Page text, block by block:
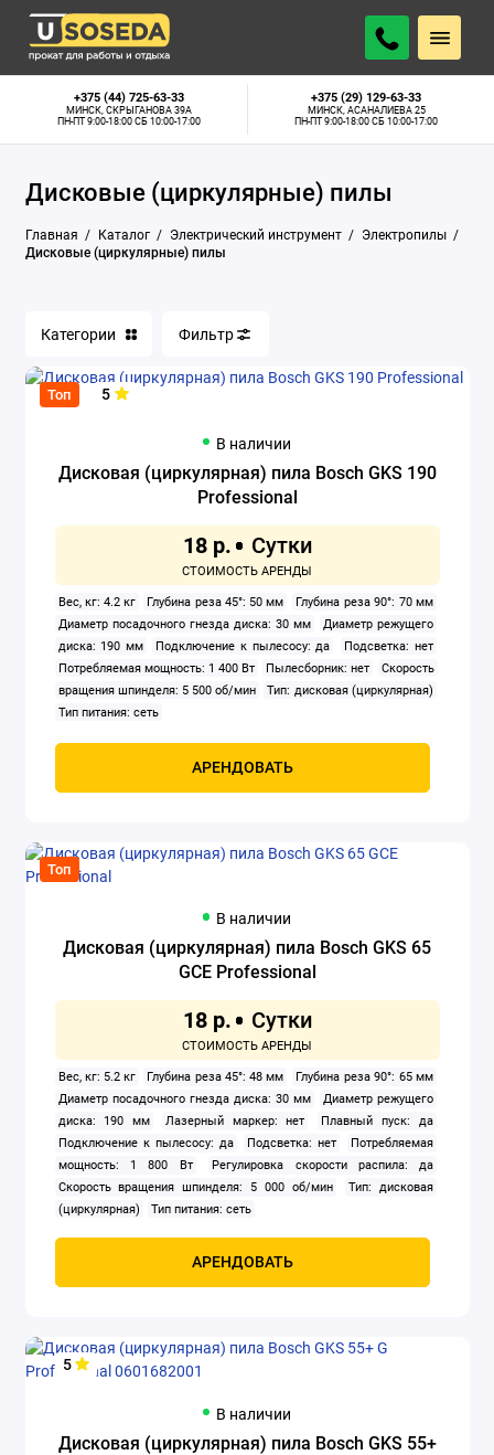
+375 (44) 725-63-33
МИНСК, СКРЫГАНОВА 39А
ПН-ПТ 9:00-18:00 СБ 10:00-17:00
+375 (29) 129-63-33
МИНСК, АСАНАЛИЕВА 25
ПН-ПТ 9:00-18:00 СБ 10:00-17:00
Дисковые (циркулярные) пилы
Главная Каталог Электрический инструмент
Электропилы
Дисковые (циркулярные) пилы
Аппараты для сварки труб
Бетонорезы
Болгарки
Глубинные вибраторы
Граверы
Дрели алмазного сверления
Дрели-миксеры
Клуппы
Компрессоры
Краскораспылители
Осушители воздуха
Перфораторы
Сварочное оборудование
Строительные пылесосы
Удлинители
Установки алмазного бурения
Фены строительные
Шлифовальные машины
Электрические плиткорезы
Категории Фильтр
Топ 5
В наличии
Дисковая (циркулярная) пила Bosch GKS 190
Professional
18 р.
Вес, кг: 4.2 кг Глубина реза 45°: 50 мм
Глубина реза 90°: 70 мм
Диаметр посадочного гнезда диска: 30 мм
Диаметр режущего
диска: 190 мм
Подключение к пылесосу: да
Подсветка: нет
Потребляемая мощность: 1 400 Вт
Пылесборник: нет
Скорость
вращения шпинделя: 5 500 об/мин
Тип: дисковая (циркулярная)
Тип питания: сеть
АРЕНДОВАТЬ
Топ
В наличии
Дисковая (циркулярная) пила Bosch GKS 65
GCE Professional
18 р.
Вес, кг: 5.2 кг Глубина реза 45°: 48 мм
Глубина реза 90°: 65 мм
Диаметр посадочного гнезда диска: 30 мм
Диаметр режущего
диска: 190 мм
Лазерный маркер: нет
Плавный пуск: да
Подключение к пылесосу: да
Подсветка: нет
Потребляемая
мощность: 1 800 Вт
Регулировка скорости распила: да
Скорость вращения шпинделя: 5 000 об/мин
Тип: дисковая
(циркулярная)
Тип питания: сеть
АРЕНДОВАТЬ
5
В наличии
Дисковая (циркулярная) пила Bosch GKS 55+